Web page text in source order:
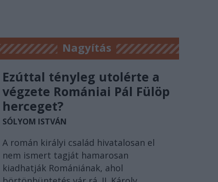
Nagyítás
Ezúttal tényleg utolérte a
végzete Romániai Pál Fülöp
herceget?
SÓLYOM ISTVÁN
A román királyi család hivatalosan el
nem ismert tagját hamarosan
kiadhatják Romániának, ahol